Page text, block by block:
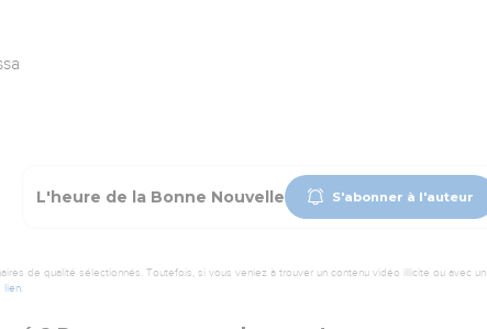
L'heure de la Bonne Nouvelle S'abonner à l'auteur
de qualité sélectionnés. Toutefois, si vous veniez à trouver un contenu vidéo illicite ou avec un
lien.